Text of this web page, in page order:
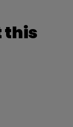
this